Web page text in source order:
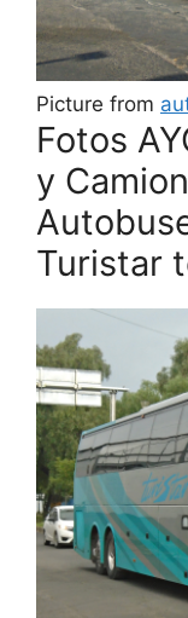
Picture from
Fotos
y
Turistar